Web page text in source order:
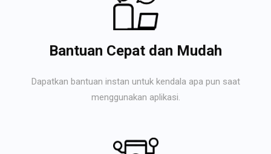
Bantuan Cepat dan Mudah
Dapatkan bantuan instan untuk kendala apa pun saat
menggunakan aplikasi.